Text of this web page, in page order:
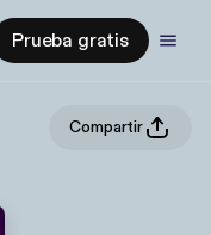
Prueba gratis
Compartir